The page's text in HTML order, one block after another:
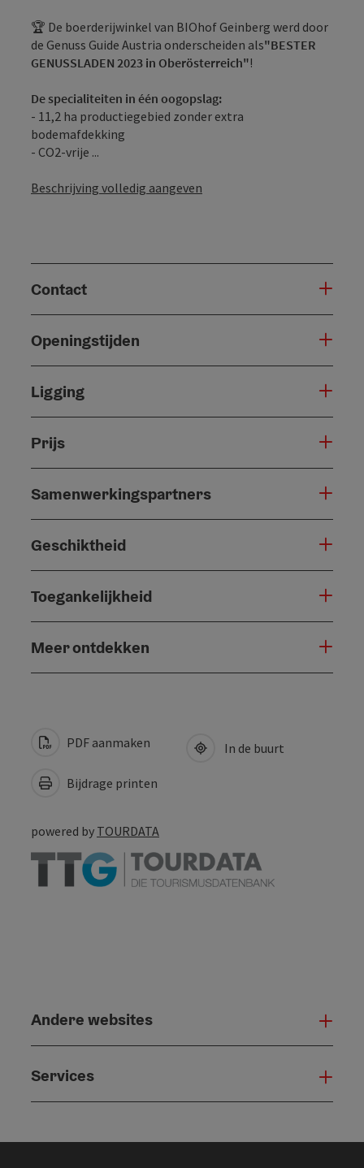
🏆 De boerderijwinkel van BIOhof Geinberg werd door
de Genuss Guide Austria onderscheiden als"BESTER
GENUSSLADEN 2023 in Oberösterreich"!
De specialiteiten in één oogopslag:
- 11,2 ha productiegebied zonder extra
bodemafdekking
- CO2-vrije ...
Beschrijving volledig aangeven
Contact
Openingstijden
Ligging
Prijs
Samenwerkingspartners
Geschiktheid
Toegankelijkheid
Meer ontdekken
PDF aanmaken
Bijdrage printen
In de buurt
powered by TOURDATA
Andere websites
Services